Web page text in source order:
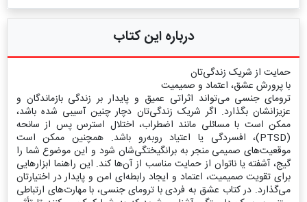
درباره این کتاب
حمایت از شریک زندگی‌تان
با پرورش عشق، اعتماد و صمیمیت
ترومای جنسی می‌تواند اثراتی عمیق و پایدار بر زندگی بازماندگان و
عزیزانشان بگذارد. اگر شریک زندگی‌تان دچار چنین آسیبی شده باشد،
ممکن است با مسائلی مانند اضطراب، اختلال استرس پس از سانحه
(PTSD)، افسردگی یا اعتیاد روبه‌رو باشد. همچنین ممکن است
موقعیت‌های صمیمی منجر به برانگیختگی‌شان شود و این موضوع شما را
گیج، آشفته یا ناتوان از حمایت مناسب از آن‌ها کند. این راهنما ابزارهایی
برای تقویت صمیمیت، اعتماد و ایجاد رابطه‌ای امن و پایدار در اختیارتان
می‌گذارد. در کتاب عشق به فردی با ترومای جنسی، با مهارت‌های ارتباطی